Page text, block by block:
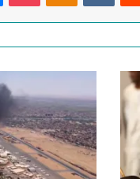
ي
ف
ي
ؤ
ث